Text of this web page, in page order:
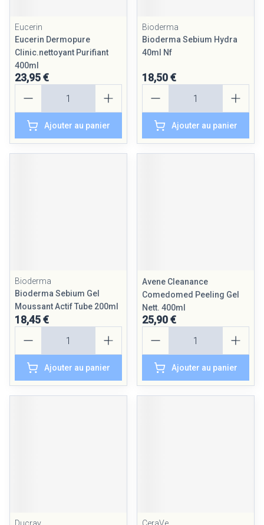
Eucerin
Eucerin Dermopure
Clinic.nettoyant Purifiant
400ml
23,95 €
Ajouter au panier
Bioderma
Bioderma Sebium Hydra
40ml Nf
18,50 €
Ajouter au panier
Bioderma
Bioderma Sebium Gel
Moussant Actif Tube 200ml
18,45 €
Ajouter au panier
Avene Cleanance
Comedomed Peeling Gel
Nett. 400ml
25,90 €
Ajouter au panier